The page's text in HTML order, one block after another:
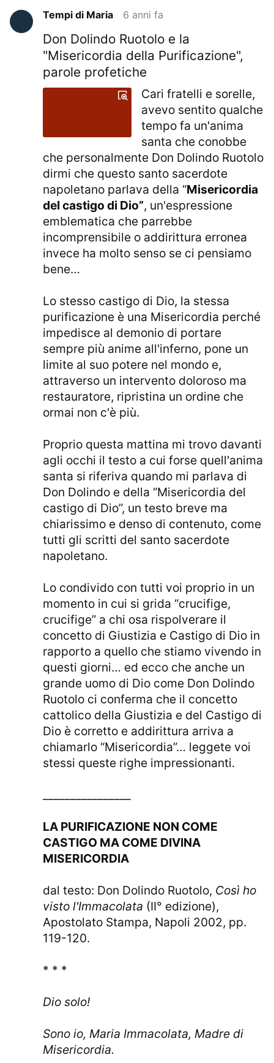
Tempi di Maria 6 anni fa
Don Dolindo Ruotolo e la
"Misericordia della Purificazione",
parole profetiche
Cari fratelli e sorelle,
avevo sentito qualche
tempo fa un'anima
santa che conobbe
che personalmente Don Dolindo Ruotolo
dirmi che questo santo sacerdote
napoletano parlava della “Misericordia
del castigo di Dio”, un'espressione
emblematica che parrebbe
incomprensibile o addirittura erronea
invece ha molto senso se ci pensiamo
bene…
Lo stesso castigo di Dio, la stessa
purificazione è una Misericordia perché
impedisce al demonio di portare
sempre più anime all'inferno, pone un
limite al suo potere nel mondo e,
attraverso un intervento doloroso ma
restauratore, ripristina un ordine che
ormai non c'è più.
Proprio questa mattina mi trovo davanti
agli occhi il testo a cui forse quell'anima
santa si riferiva quando mi parlava di
Don Dolindo e della “Misericordia del
castigo di Dio”, un testo breve ma
chiarissimo e denso di contenuto, come
tutti gli scritti del santo sacerdote
napoletano.
Lo condivido con tutti voi proprio in un
momento in cui si grida “crucifige,
crucifige” a chi osa rispolverare il
concetto di Giustizia e Castigo di Dio in
rapporto a quello che stiamo vivendo in
questi giorni… ed ecco che anche un
grande uomo di Dio come Don Dolindo
Ruotolo ci conferma che il concetto
cattolico della Giustizia e del Castigo di
Dio è corretto e addirittura arriva a
chiamarlo “Misericordia”… leggete voi
stessi queste righe impressionanti.
LA PURIFICAZIONE NON COME
CASTIGO MA COME DIVINA
MISERICORDIA
dal testo: Don Dolindo Ruotolo, Così ho
visto l'Immacolata (II° edizione),
Apostolato Stampa, Napoli 2002, pp.
119-120.
* * *
Dio solo!
Sono io, Maria Immacolata, Madre di
Misericordia.